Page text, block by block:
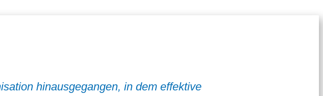
hinausgegangen, in dem effektive